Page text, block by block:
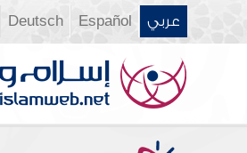
عربي Español
Deutsch